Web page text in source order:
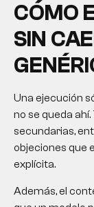
CÓMO
SIN
Una ejecución
no se queda
secundarias,
objeciones que
explícita.
Además, el